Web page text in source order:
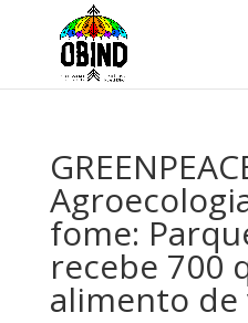
fome:
recebe 700
alimento de